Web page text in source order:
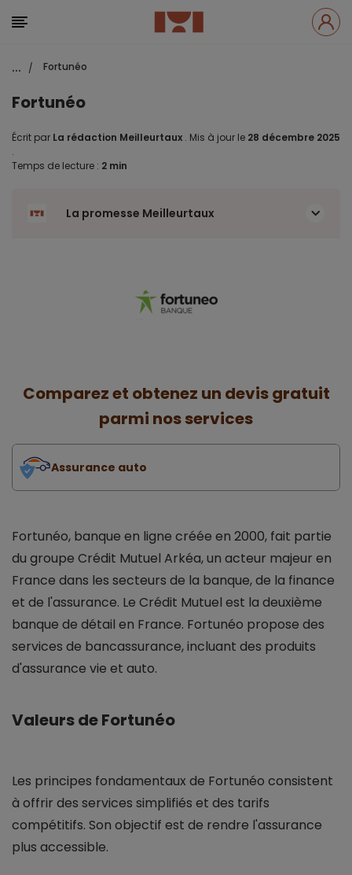
... / Fortunéo
Fortunéo
Écrit par La rédaction Meilleurtaux . Mis à jour le 28 décembre 2025
.
Temps de lecture : 2 min
La promesse Meilleurtaux
Comparez et obtenez un devis gratuit
parmi nos services
Assurance auto
Fortunéo, banque en ligne créée en 2000, fait partie
du groupe Crédit Mutuel Arkéa, un acteur majeur en
France dans les secteurs de la banque, de la finance
et de l'assurance. Le Crédit Mutuel est la deuxième
banque de détail en France. Fortunéo propose des
services de bancassurance, incluant des produits
d'assurance vie et auto.
Valeurs de Fortunéo
Les principes fondamentaux de Fortunéo consistent
à offrir des services simplifiés et des tarifs
compétitifs. Son objectif est de rendre l'assurance
plus accessible.